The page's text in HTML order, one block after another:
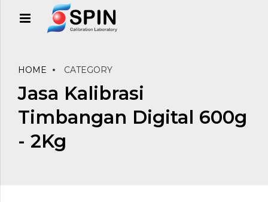
HOME CATEGORY
Jasa Kalibrasi
Timbangan Digital 600g
- 2Kg